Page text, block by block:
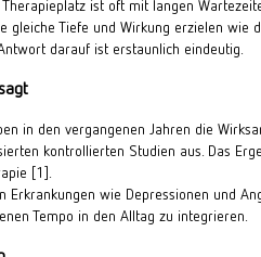
ist oft mit langen
gleiche Tiefe und Wirkung erzielen wie
darauf ist erstaunlich eindeutig.
in den vergangenen Jahren die
kontrollierten Studien aus. Das
[1]
Erkrankungen wie Depressionen und
Tempo in den Alltag zu integrieren.